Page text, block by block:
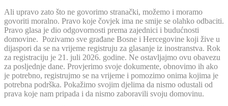
Ali upravo zato što ne govorimo stranački, možemo i moramo
govoriti moralno. Pravo koje čovjek ima ne smije se olahko odbaciti.
Pravo glasa je dio odgovornosti prema zajednici i budućnosti
domovine. Pozivamo sve građane Bosne i Hercegovine koji žive u
dijaspori da se na vrijeme registruju za glasanje iz inostranstva. Rok
za registraciju je 21. juli 2026. godine. Ne ostavljajmo ovu obavezu
za posljednje dane. Provjerimo svoje dokumente, obnovimo ih ako
je potrebno, registrujmo se na vrijeme i pomozimo onima kojima je
potrebna podrška. Pokažimo svojim djelima da nismo odustali od
prava koje nam pripada i da nismo zaboravili svoju domovinu.